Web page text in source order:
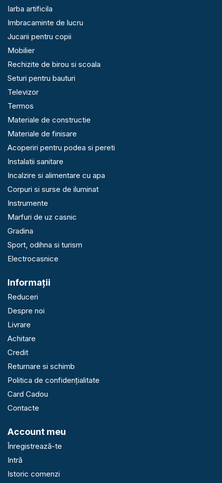
Iarba artificila
Imbracaminte de lucru
Jucarii pentru copii
Mobilier
Rechizite de birou si scoala
Seturi pentru bauturi
Televizor
Termos
Materiale de constructie
Materiale de finisare
Acoperiri pentru podea si pereti
Instalatii sanitare
Incalzire si alimentare cu apa
Corpuri si surse de iluminat
Instrumente
Marfuri de uz casnic
Gradina
Sport, odihna si turism
Electrocasnice
Informaţii
Reduceri
Despre noi
Livrare
Achitare
Credit
Returnare si schimb
Politica de confidențialitate
Card Cadou
Contacte
Account meu
Înregistrează-te
Intră
Istoric comenzi